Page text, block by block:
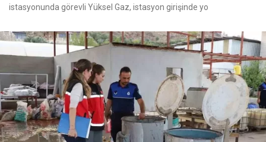
istasyonunda görevli Yüksel Gaz, istasyon girişinde yo